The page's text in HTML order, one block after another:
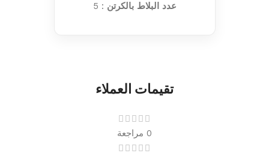
عدد البلاط بالكرتن : 5
تقيمات العملاء
0 مراجعة